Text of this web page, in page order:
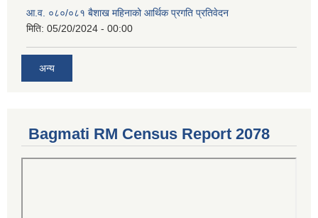
आ.व. ०८०/०८१ बैशाख महिनाको आर्थिक प्रगति प्रतिवेदन
मिति: 05/20/2024 - 00:00
अन्य
Bagmati RM Census Report 2078